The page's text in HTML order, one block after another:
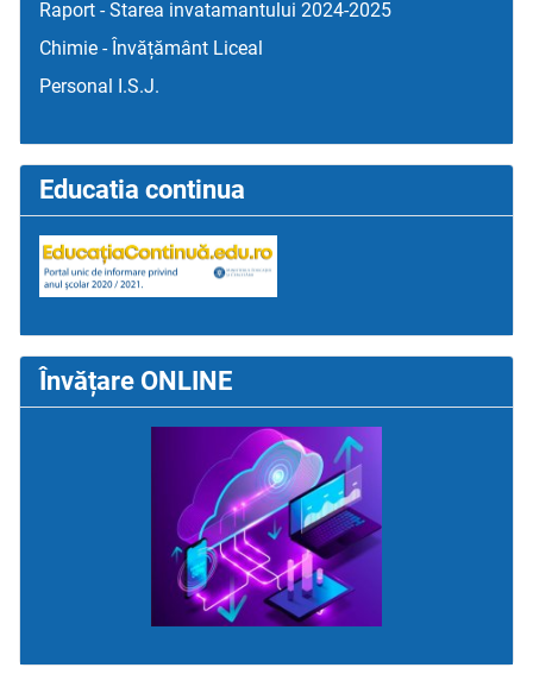
Raport - Starea invatamantului 2024-2025
Chimie - Învățământ Liceal
Personal I.S.J.
Educatia continua
Învățare ONLINE